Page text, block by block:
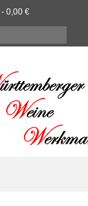
- 0,00 €